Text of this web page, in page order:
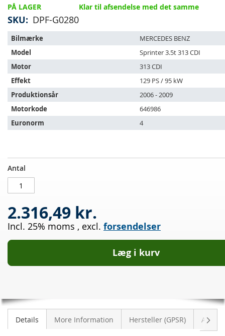
PÅ LAGER
SKU DPF-G0280
Klar til afsendelse med det samme
Varen
passer
til
følgende
køretøjer:
Bilmærke
MERCEDES BENZ
Model
Sprinter 3.5t 313 CDI
Motor
313 CDI
Effekt
129 PS / 95 kW
Produktionsår
2006 - 2009
Motorkode
646986
Euronorm
4
Dieselpartikelfilter
MERCEDES
BENZ
3.5
t
313
CDI
(906131/906133/906135/906231/906233)
PÅ
LAGER
Antal
2.316,49 kr.
Incl. 25% moms , excl. forsendelser
Læg i kurv
Details More Information Hersteller (GPSR)